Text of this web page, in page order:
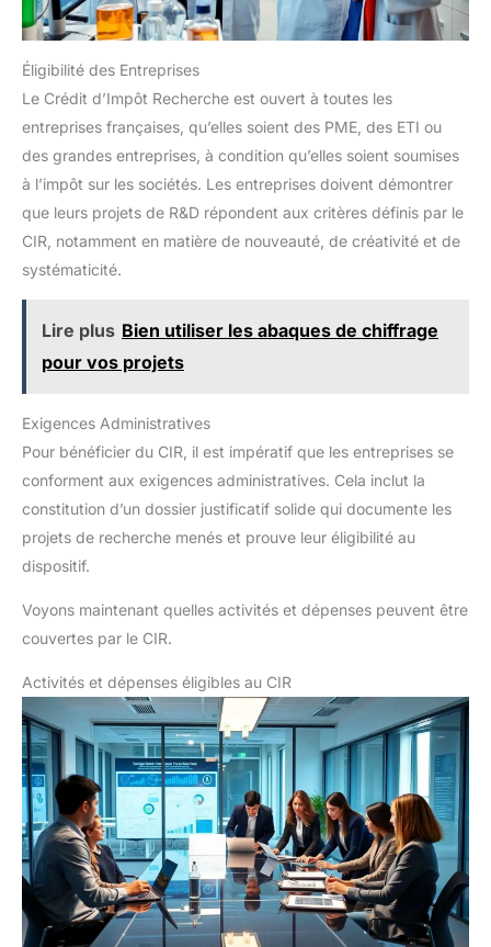
Éligibilité des Entreprises
Le Crédit d’Impôt Recherche est ouvert à toutes les
entreprises françaises, qu’elles soient des PME, des ETI ou
des grandes entreprises, à condition qu’elles soient soumises
à l’impôt sur les sociétés. Les entreprises doivent démontrer
que leurs projets de R&D répondent aux critères définis par le
CIR, notamment en matière de nouveauté, de créativité et de
systématicité.
Lire plus Bien utiliser les abaques de chiffrage
pour vos projets
Exigences Administratives
Pour bénéficier du CIR, il est impératif que les entreprises se
conforment aux exigences administratives. Cela inclut la
constitution d’un dossier justificatif solide qui documente les
projets de recherche menés et prouve leur éligibilité au
dispositif.
Voyons maintenant quelles activités et dépenses peuvent être
couvertes par le CIR.
Activités et dépenses éligibles au CIR